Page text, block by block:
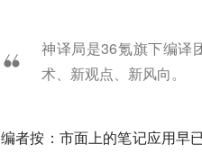
神译局是36氪旗下编译
术、新观点、新风向。
编者按：市面上的笔记应用早